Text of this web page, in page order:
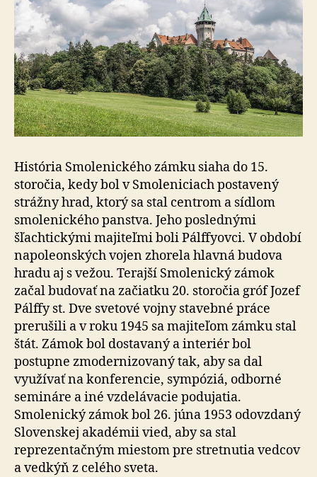
História Smolenického zámku siaha do 15.
storočia, kedy bol v Smoleniciach postavený
strážny hrad, ktorý sa stal centrom a sídlom
smolenického panstva. Jeho poslednými
šľachtickými majiteľmi boli Pálffyovci. V období
napoleonských vojen zhorela hlavná budova
hradu aj s vežou. Terajší Smolenický zámok
začal budovať na začiatku 20. storočia gróf Jozef
Pálffy st. Dve svetové vojny stavebné práce
prerušili a v roku 1945 sa majiteľom zámku stal
štát. Zámok bol dostavaný a interiér bol
postupne zmodernizovaný tak, aby sa dal
využívať na konferencie, sympóziá, odborné
semináre a iné vzdelávacie podujatia.
Smolenický zámok bol 26. júna 1953 odovzdaný
Slovenskej akadémii vied, aby sa stal
reprezentačným miestom pre stretnutia vedcov
a vedkýň z celého sveta.